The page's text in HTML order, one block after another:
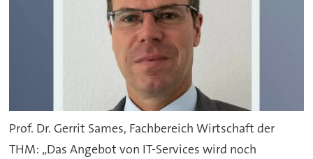
Prof. Dr. Gerrit Sames, Fachbereich Wirtschaft der
THM: „Das Angebot von IT-Services wird noch